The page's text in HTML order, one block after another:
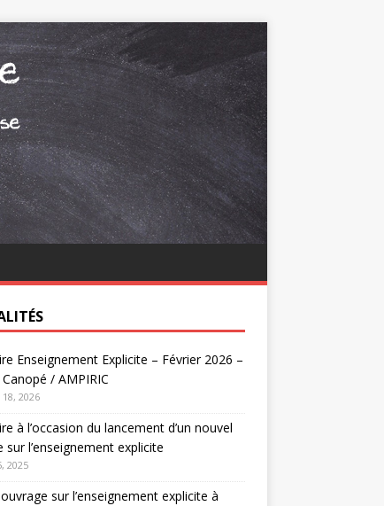
Enseignement Explicite – Février 2026 –
/ AMPIRIC
2026
à l’occasion du lancement d’un nouvel
sur l’enseignement explicite
2025
sur l’enseignement explicite à